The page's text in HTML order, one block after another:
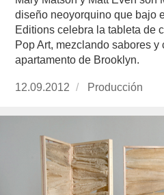
diseño neoyorquino que bajo
Editions celebra la tableta de
Pop Art, mezclando sabores
apartamento de Brooklyn.
Publicado
12.09.2012 https://
Producción